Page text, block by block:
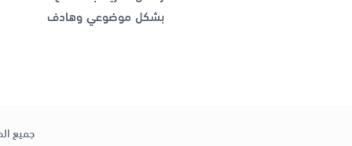
بشكل موضوعي وهادف
جميع